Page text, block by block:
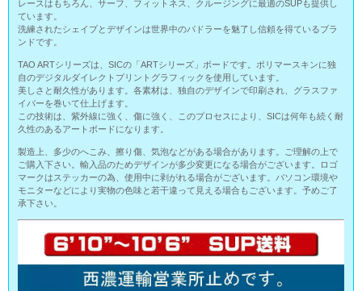
レースはもちろん、サーフ、フィットネス、クルージングに最適のSUPも提供し
ています。
洗練されたシェイプとデザインは世界中のパドラーを魅了し信頼を得ているブラ
ンドです。
TAO ARTシリーズは、SICの「ARTシリーズ」ボードです。ポリマースキンに独
自のデジタルダイレクトプリントグラフィックを使用しています。
美しさと耐久性があります。各素材は、独自のデザインで印刷され、グラスファ
イバーを巻いて仕上げます。
この技術は、紫外線に強く、傷に強く、このプロセスにより、SICは何年も続く耐
久性のあるアートボードになります。
製造上、多少のへこみ、擦り傷、気泡などがある場合があります。ご理解の上で
ご購入下さい。輸入品のためデザインが多少変更になる場合がございます。ロゴ
マークはステッカーの為、使用中に剥がれる場合がございます。パソコン環境や
モニターなどにより実物の色味と若干違って見える場合もございます。予めご了
承下さい。